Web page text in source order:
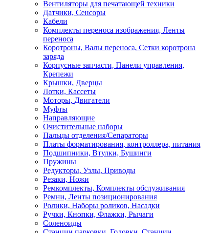
Вентиляторы для печатающей техники
Датчики, Сенсоры
Кабели
Комплекты переноса изображения, Ленты
переноса
Коротроны, Валы переноса, Сетки коротрона
заряда
Корпусные запчасти, Панели управления,
Крепежи
Крышки, Дверцы
Лотки, Кассеты
Моторы, Двигатели
Муфты
Направляющие
Очистительные наборы
Пальцы отделения/Сепараторы
Платы форматирования, контроллера, питания
Подшипники, Втулки, Бушинги
Пружины
Редукторы, Узлы, Приводы
Резаки, Ножи
Ремкомплекты, Комплекты обслуживания
Ремни, Ленты позиционирования
Ролики, Наборы роликов, Насадки
Ручки, Кнопки, Флажки, Рычаги
Соленоиды